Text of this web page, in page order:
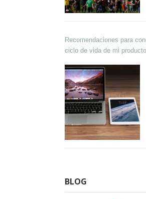
Recomendaciones para
ciclo de vida de mi producto
BLOG